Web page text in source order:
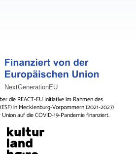
die REACT-EU Initiative im Rahmen des
in Mecklenburg-Vorpommern (2021-2027)
auf die COVID-19-Pandemie finanziert.